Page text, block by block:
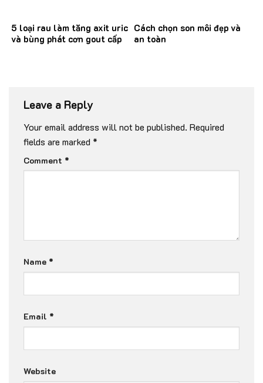
5 loại rau làm tăng axit uric
và bùng phát cơn gout cấp
Cách chọn son môi đẹp và
an toàn
Leave a Reply
Your email address will not be published. Required
fields are marked *
Comment *
Name *
Email *
Website